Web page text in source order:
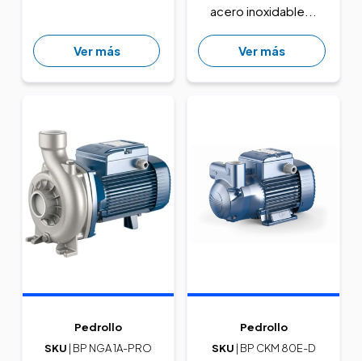
Ver más
acero inoxidable...
Ver más
Pedrollo
SKU | BP NGA 1A-PRO
Pedrollo
SKU | BP CKM 80E-D